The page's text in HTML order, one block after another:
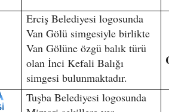
Erciş Belediyesi logosunda
Van Gölü simgesiyle birlikte
Van Gölüne özgü balık türü
olan İnci Kefali Balığı
simgesi bulunmaktadır.
Tuşba Belediyesi logosunda